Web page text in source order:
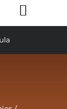
Toggle